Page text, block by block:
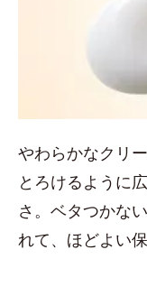
やわらかなクリ
とろけるように
さ。ベタつかな
れて、ほどよい